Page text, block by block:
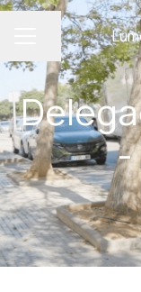
MENÚ DE EMPLEO
Compartir
-